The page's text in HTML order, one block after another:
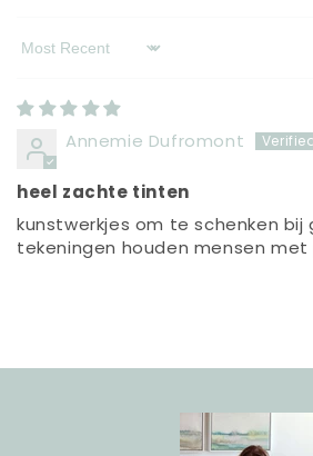
Sort by
Annemie Dufromont
heel zachte tinten
kunstwerkjes om te schenken
tekeningen houden mensen met